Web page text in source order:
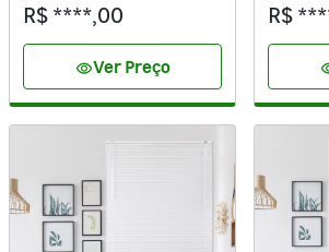
R$ ****,00
visibilityVer Preço
R$